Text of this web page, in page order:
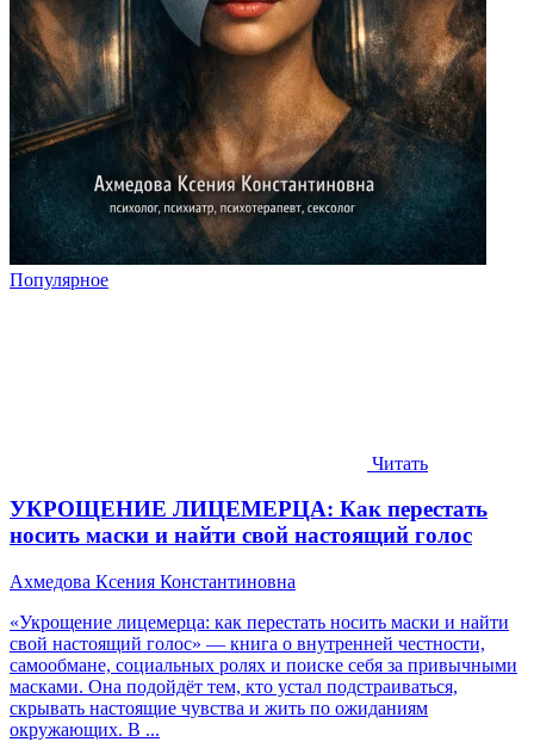
Популярное
Читать
УКРОЩЕНИЕ ЛИЦЕМЕРЦА: Как перестать
носить маски и найти свой настоящий голос
Ахмедова Ксения Константиновна
«Укрощение лицемерца: как перестать носить маски и найти
свой настоящий голос» — книга о внутренней честности,
самообмане, социальных ролях и поиске себя за привычными
масками. Она подойдёт тем, кто устал подстраиваться,
скрывать настоящие чувства и жить по ожиданиям
окружающих. В ...